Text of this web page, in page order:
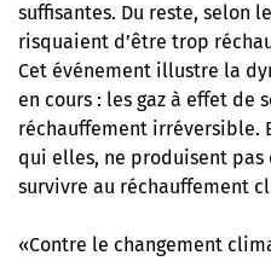
suffisantes. Du reste, selon
risquaient d’être trop
Cet événement illustre la
en cours : les gaz à effet de
réchauffement irréversible.
qui elles, ne produisent pas
survivre au réchauffement
«Contre le changement